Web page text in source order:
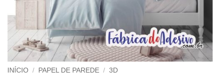
INÍCIO / PAPEL DE PAREDE / 3D